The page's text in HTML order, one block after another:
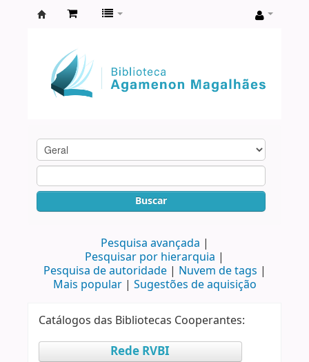
Agamenon
Magalhães
Buscar
Pesquisa avançada
Pesquisar por hierarquia
Pesquisa de autoridade
Nuvem de tags
Mais popular
Sugestões de aquisição
Catálogos das Bibliotecas Cooperantes:
Rede RVBI